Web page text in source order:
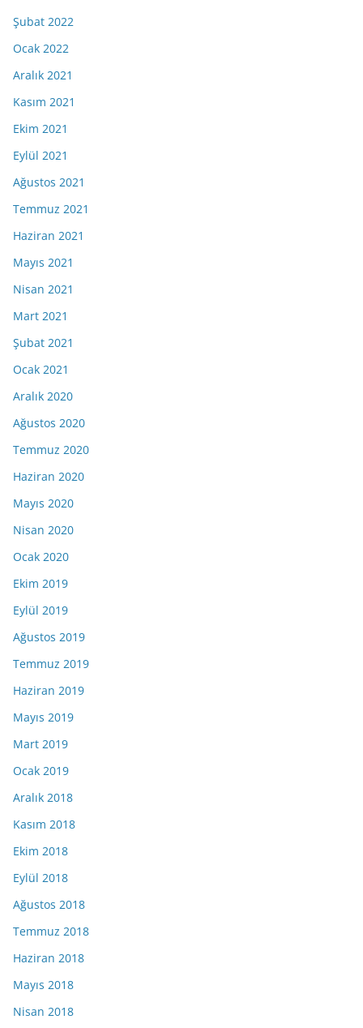
Şubat 2022
Ocak 2022
Aralık 2021
Kasım 2021
Ekim 2021
Eylül 2021
Ağustos 2021
Temmuz 2021
Haziran 2021
Mayıs 2021
Nisan 2021
Mart 2021
Şubat 2021
Ocak 2021
Aralık 2020
Ağustos 2020
Temmuz 2020
Haziran 2020
Mayıs 2020
Nisan 2020
Ocak 2020
Ekim 2019
Eylül 2019
Ağustos 2019
Temmuz 2019
Haziran 2019
Mayıs 2019
Mart 2019
Ocak 2019
Aralık 2018
Kasım 2018
Ekim 2018
Eylül 2018
Ağustos 2018
Temmuz 2018
Haziran 2018
Mayıs 2018
Nisan 2018